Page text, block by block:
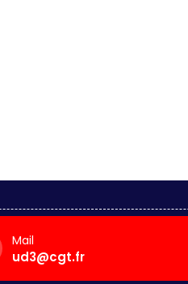
Mail
ud3@cgt.fr